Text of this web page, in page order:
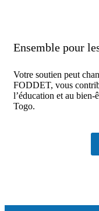
Ensemble pour
Votre soutien peut
FODDET, vous
l’éducation et au bien-
Togo.